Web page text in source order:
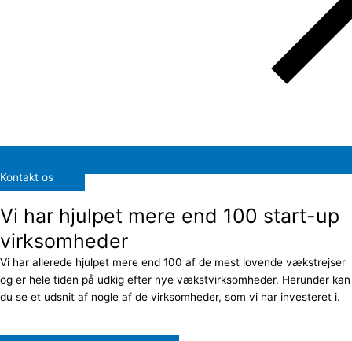
Kontakt os
Vi har hjulpet mere end 100 start-up
virksomheder
Vi har allerede hjulpet mere end 100 af de mest lovende vækstrejser
og er hele tiden på udkig efter nye vækstvirksomheder. Herunder kan
du se et udsnit af nogle af de virksomheder, som vi har investeret i.